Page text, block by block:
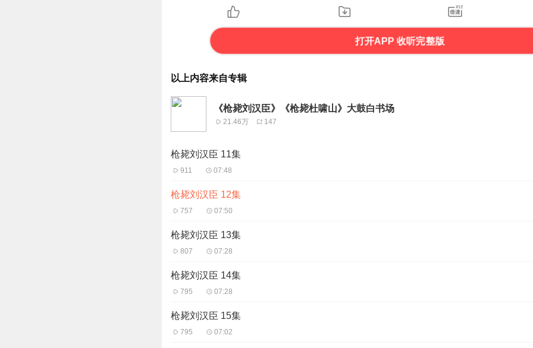
打开APP 收听完整版
以上内容来自专辑
《枪毙刘汉臣》《枪毙杜啸山》大鼓白书场
21.46万 147
枪毙刘汉臣 11集
911 07:48
枪毙刘汉臣 12集
757 07:50
枪毙刘汉臣 13集
807 07:28
枪毙刘汉臣 14集
795 07:28
枪毙刘汉臣 15集
795 07:02